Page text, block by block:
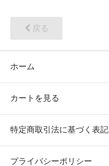
戻る
ホーム
カートを見る
特定商取引法に基づく表記
プライバシーポリシー